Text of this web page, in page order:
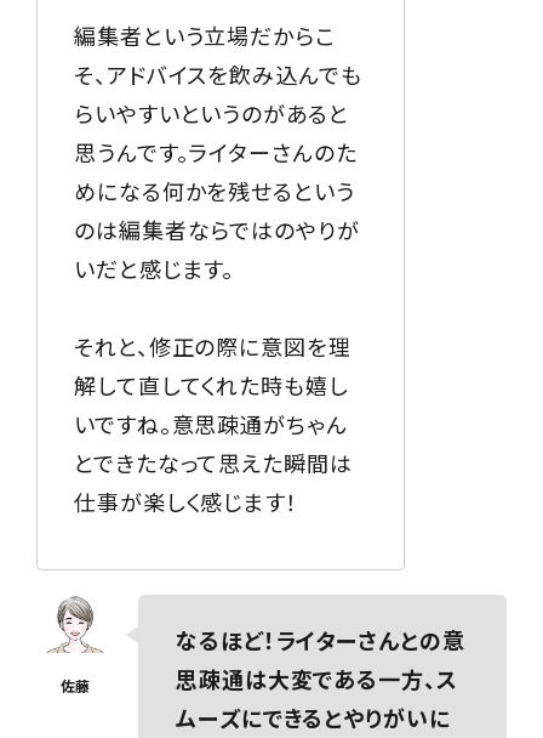
編集者という立場だからこ
そ、アドバイスを飲み込んでも
らいやすいというのがあると
思うんです。ライターさんのた
めになる何かを残せるという
のは編集者ならではのやりが
いだと感じます。
それと、修正の際に意図を理
解して直してくれた時も嬉し
いですね。意思疎通がちゃん
とできたなって思えた瞬間は
仕事が楽しく感じます！
なるほど！ライターさんとの意
思疎通は大変である一方、ス
ムーズにできるとやりがいに